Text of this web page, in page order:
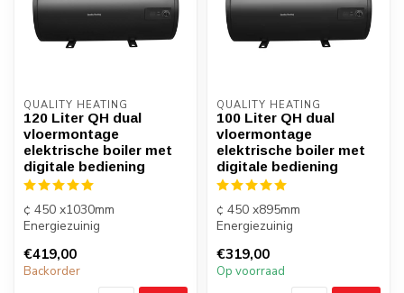
QUALITY HEATING
120 Liter QH dual
vloermontage
elektrische boiler met
digitale bediening
¢ 450 x1030mm
Energiezuinig
€419,00
Backorder
QUALITY HEATING
100 Liter QH dual
vloermontage
elektrische boiler met
digitale bediening
¢ 450 x895mm
Energiezuinig
€319,00
Op voorraad